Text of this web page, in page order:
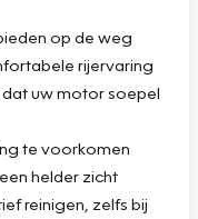
op de weg
rijervaring
uw motor soepel
te voorkomen
helder zicht
reinigen, zelfs bij